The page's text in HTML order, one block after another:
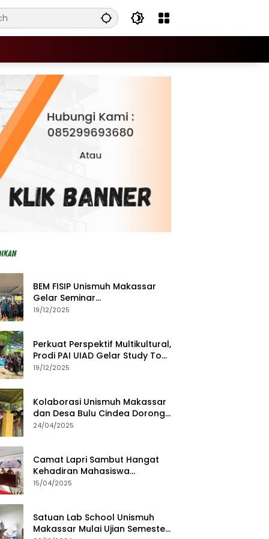
BEM FISIP Unismuh Makassar
Gelar Seminar
Keperempuanan, Bahas
19/12/2025
Perkuat Perspektif Multikultural,
Prodi PAI UIAD Gelar Study Tour
ke Kajang
19/12/2025
Kolaborasi Unismuh Makassar
dan Desa Bulu Cindea Dorong
Sentra Garam Industri
24/04/2025
Camat Lapri Sambut Hangat
Kehadiran Mahasiswa
PoltekMu
15/04/2025
Satuan Lab School Unismuh
Makassar Mulai Ujian Semester,